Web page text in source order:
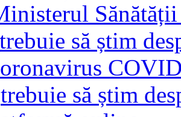
trebuie să știm